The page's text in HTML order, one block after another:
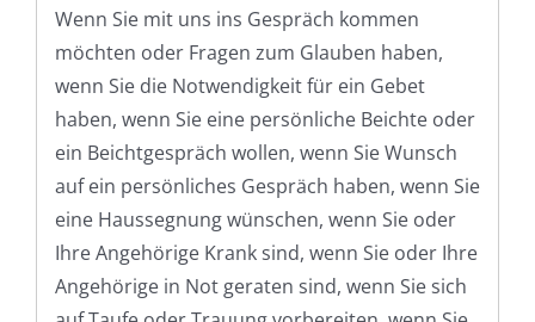
Wenn Sie mit uns ins Gespräch kommen
möchten oder Fragen zum Glauben haben,
wenn Sie die Notwendigkeit für ein Gebet
haben, wenn Sie eine persönliche Beichte oder
ein Beichtgespräch wollen, wenn Sie Wunsch
auf ein persönliches Gespräch haben, wenn Sie
eine Haussegnung wünschen, wenn Sie oder
Ihre Angehörige Krank sind, wenn Sie oder Ihre
Angehörige in Not geraten sind, wenn Sie sich